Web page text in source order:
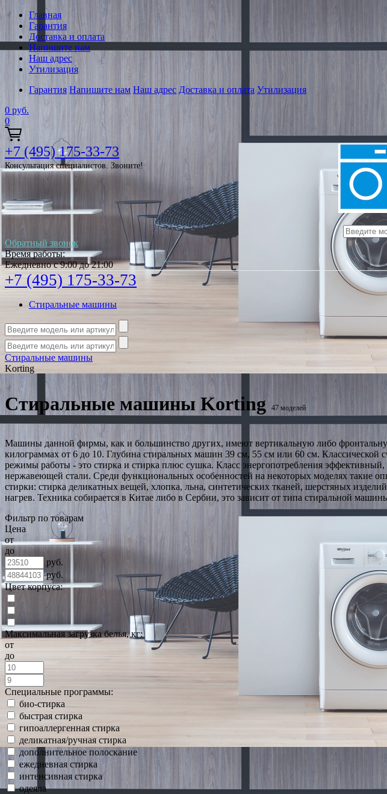
Главная
Гарантия
Доставка и оплата
Напишите нам
Наш адрес
Утилизация
Гарантия Напишите нам Наш адрес Доставка и оплата Утилизация
0 руб.
0
+7 (495) 175-33-73
Консультация специалистов. Звоните!
Обратный звонок
Время работы:
Ежедневно с 9:00 до 21:00
+7 (495) 175-33-73
Стиральные машины
Стиральные машины
Korting
Стиральные машины Korting 47 моделей
Машины данной фирмы, как и большинство других, имеют вертикальную либо
килограммах от 6 до 10. Глубина стиральных машин 39 см, 55 см или 60 см. Классической
режимы работы - это стирка и стирка плюс сушка. Класс энергопотребления
нержавеющей стали. Среди функциональных особенностей на некоторых моделях такие
стирки: стирка деликатных вещей, хлопка, льна, синтетических тканей, шерстяных
нагрев. Техника собирается в Китае либо в Сербии, это зависит от типа стиральной
Фильтр по товарам
Цена
от
до
руб.
руб.
Цвет корпуса:
Максимальная загрузка белья, кг:
от
до
Специальные программы:
био-стирка
быстрая стирка
гипоаллергенная стирка
деликатная/ручная стирка
дополнительное полоскание
ежедневная стирка
интенсивная стирка
одеяла